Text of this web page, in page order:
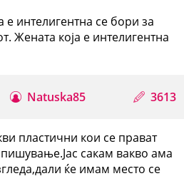
е интелигентна се бори за
Жената која е интелигентна
Natuska85 3613
пластични кои се прават
сакам вакво ама
ќе имам место се